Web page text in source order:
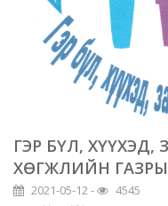
ГЭР БҮЛ,
ХӨГЖЛИЙН
2021-05-12 -
4545